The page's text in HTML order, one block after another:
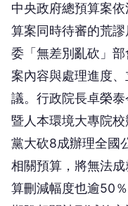
中央政府總預算案
算案同時待審的荒
委「無差別亂砍」
案內容與處理進度
議。行政院長卓榮
暨人本環境大專院
黨大砍8成辦理全國
相關預算，將無法
算刪減幅度也逾50